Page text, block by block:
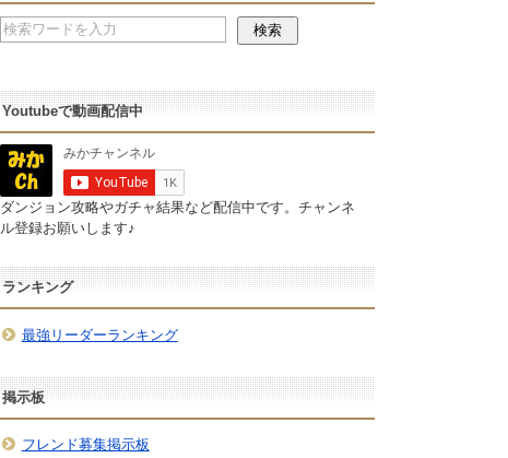
Youtubeで動画配信中
ダンジョン攻略やガチャ結果など配信中です。チャンネ
ル登録お願いします♪
ランキング
最強リーダーランキング
掲示板
フレンド募集掲示板